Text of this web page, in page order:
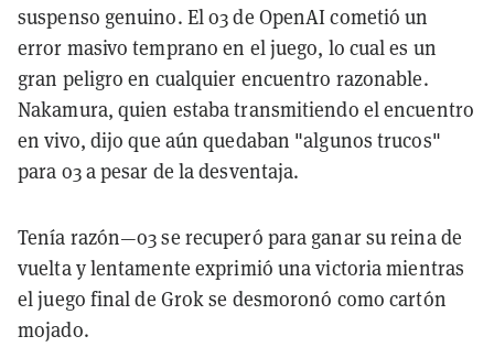
suspenso genuino. El o3 de OpenAI cometió un
error masivo temprano en el juego, lo cual es un
gran peligro en cualquier encuentro razonable.
Nakamura, quien estaba transmitiendo el encuentro
en vivo, dijo que aún quedaban "algunos trucos"
para o3 a pesar de la desventaja.
Tenía razón—o3 se recuperó para ganar su reina de
vuelta y lentamente exprimió una victoria mientras
el juego final de Grok se desmoronó como cartón
mojado.